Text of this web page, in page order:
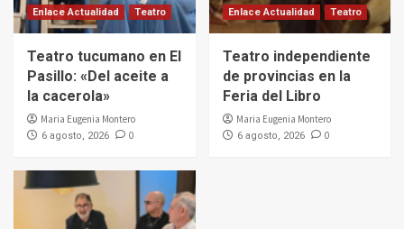
Enlace Actualidad
Teatro
Teatro tucumano en El
Pasillo: «Del aceite a
la cacerola»
Maria Eugenia Montero
6 agosto, 2026 0
Enlace Actualidad
Teatro
Teatro independiente
de provincias en la
Feria del Libro
Maria Eugenia Montero
6 agosto, 2026 0